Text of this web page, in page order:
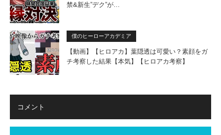
禁&新生”デク”が…
僕のヒーローアカデミア
【動画】【ヒロアカ】葉隠透は可愛い？素顔をガ
チ考察した結果【本気】【ヒロアカ考察】
コメント